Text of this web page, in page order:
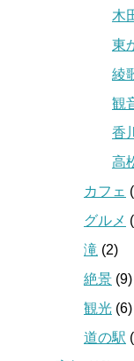
木
東
綾
観
香
高
カフェ
グルメ
滝 (2)
絶景 (9)
観光 (6)
道の駅